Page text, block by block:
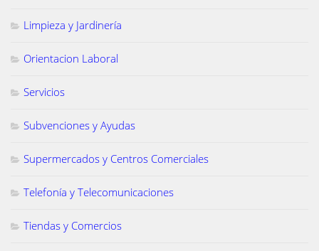
Limpieza y Jardinería
Orientacion Laboral
Servicios
Subvenciones y Ayudas
Supermercados y Centros Comerciales
Telefonía y Telecomunicaciones
Tiendas y Comercios